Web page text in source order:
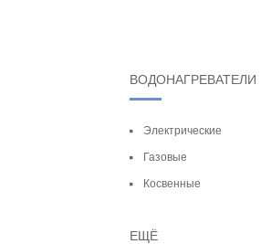
ВОДОНАГРЕВАТЕЛИ
Электрические
Газовые
Косвенные
ЕЩЁ